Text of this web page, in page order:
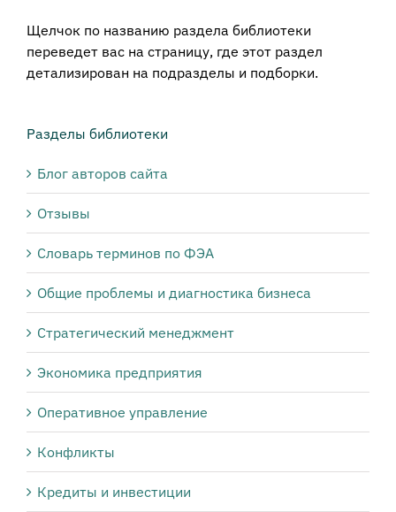
Щелчок по названию раздела библиотеки
переведет вас на страницу, где этот раздел
детализирован на подразделы и подборки.
Разделы библиотеки
Блог авторов сайта
Отзывы
Словарь терминов по ФЭА
Общие проблемы и диагностика бизнеса
Стратегический менеджмент
Экономика предприятия
Оперативное управление
Конфликты
Кредиты и инвестиции